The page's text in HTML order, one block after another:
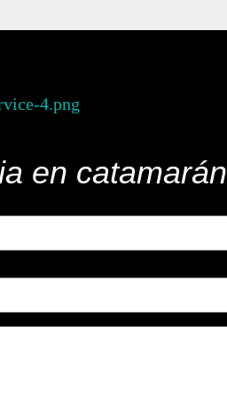
en catamarán